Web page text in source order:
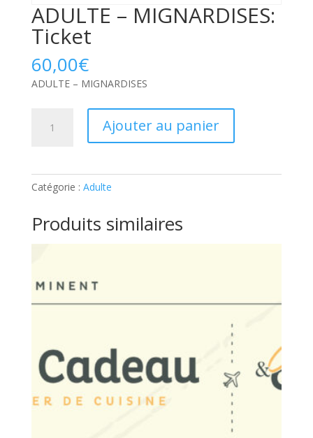
ADULTE – MIGNARDISES:
Ticket
60,00€
ADULTE – MIGNARDISES
MIGNARDISES:
Ticket
Ajouter au panier
Catégorie : Adulte
Produits similaires